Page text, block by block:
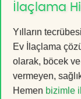
İlaçlama
Yılların
Ev İlaçlama
olarak, böcek
vermeyen,
Hemen bizimle